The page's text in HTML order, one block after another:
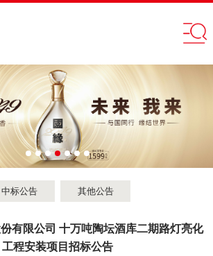
中标公告 其他公告
有限公司 十万吨陶坛酒库二期路灯亮化
工程安装项目招标公告